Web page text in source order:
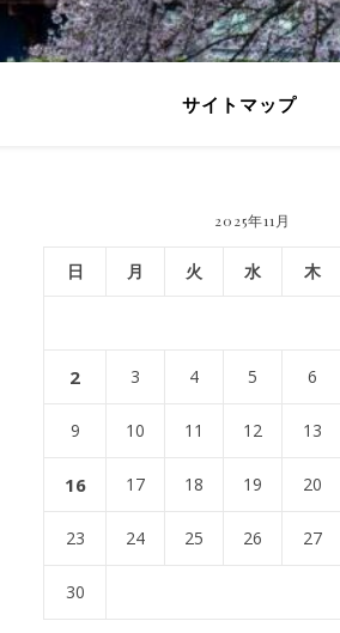
サイトマップ
2025年11月
日 月 火 水 木
2 3 4 5 6
9 10 11 12 13
16 17 18 19 20
23 24 25 26 27
30